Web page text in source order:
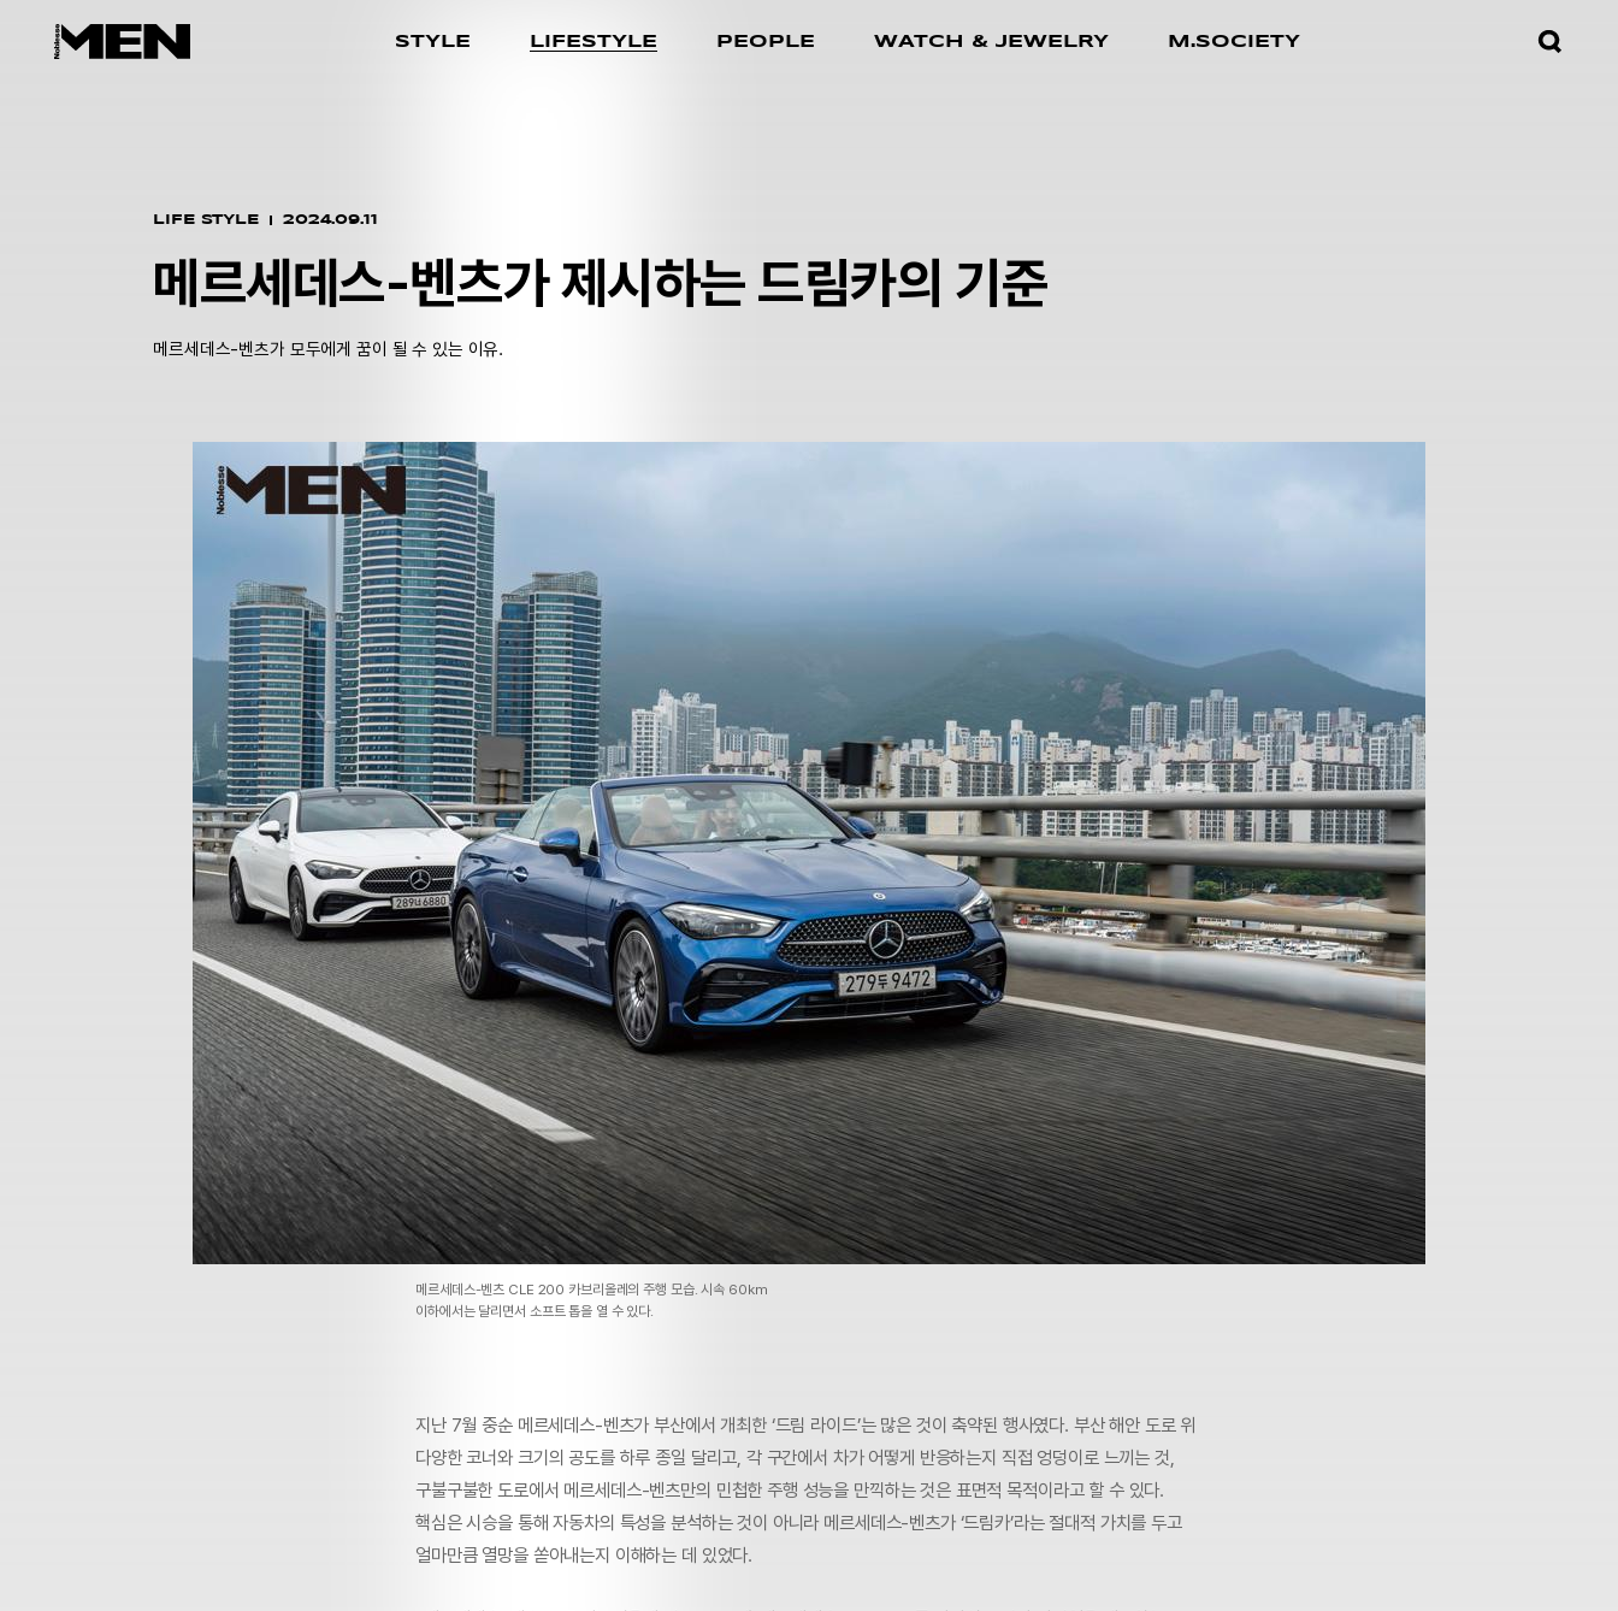
STYLE LIFESTYLE PEOPLE WATCH & JEWELRY M.SOCIETY
LIFE STYLE 2024.09.11
메르세데스-벤츠가 제시하는 드림카의 기준
메르세데스-벤츠가 모두에게 꿈이 될 수 있는 이유.
메르세데스-벤츠 CLE 200 카브리올레의 주행 모습. 시속 60km
이하에서는 달리면서 소프트 톱을 열 수 있다.
지난 7월 중순 메르세데스-벤츠가 부산에서 개최한 ‘드림 라이드’는 많은 것이 축약된 행사였다. 부산 해안 도로 위
다양한 코너와 크기의 공도를 하루 종일 달리고, 각 구간에서 차가 어떻게 반응하는지 직접 엉덩이로 느끼는 것,
구불구불한 도로에서 메르세데스-벤츠만의 민첩한 주행 성능을 만끽하는 것은 표면적 목적이라고 할 수 있다.
핵심은 시승을 통해 자동차의 특성을 분석하는 것이 아니라 메르세데스-벤츠가 ‘드림카’라는 절대적 가치를 두고
얼마만큼 열망을 쏟아내는지 이해하는 데 있었다.